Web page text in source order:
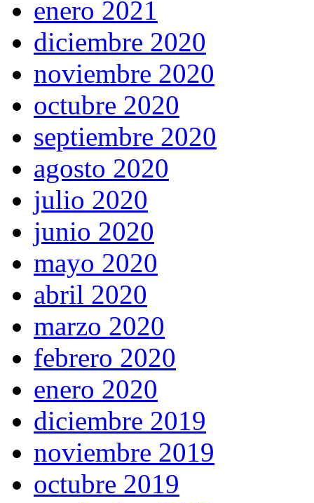
enero 2021
diciembre 2020
noviembre 2020
octubre 2020
septiembre 2020
agosto 2020
julio 2020
junio 2020
mayo 2020
abril 2020
marzo 2020
febrero 2020
enero 2020
diciembre 2019
noviembre 2019
octubre 2019